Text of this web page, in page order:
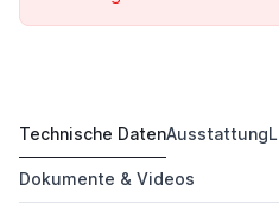
DKM 1000.1.5 D440 TL
Preis auf Anfrage*
Technische DatenAusstattung
Dokumente & Videos